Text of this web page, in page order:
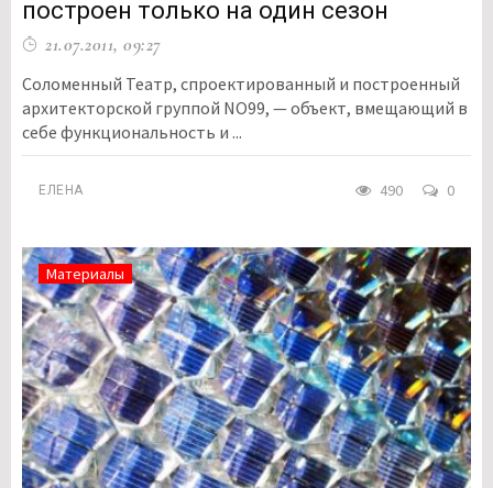
построен только на один сезон
21.07.2011, 09:27
Соломенный Театр, спроектированный и построенный
архитекторской группой NO99, — объект, вмещающий в
себе функциональность и ...
ЕЛЕНА 490 0
Материалы